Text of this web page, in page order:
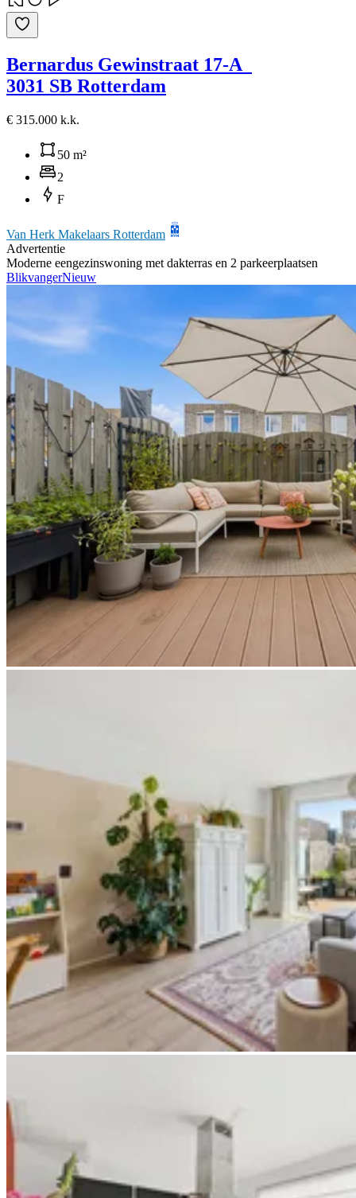
Bernardus Gewinstraat 17-A
3031 SB Rotterdam
€ 315.000 k.k.
50 m²
2
F
Van Herk Makelaars Rotterdam
Advertentie
Moderne eengezinswoning met dakterras en 2 parkeerplaatsen
BlikvangerNieuw